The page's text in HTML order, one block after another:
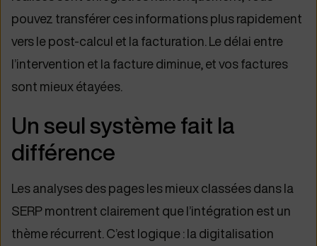
pouvez transférer ces informations plus rapidement
vers le post-calcul et la facturation. Le délai entre
l’intervention et la facture diminue, et vos factures
sont mieux étayées.
Un seul système fait la
différence
Les analyses des pages les mieux classées dans la
SERP montrent clairement que l’intégration est un
thème récurrent. C’est logique : la digitalisation